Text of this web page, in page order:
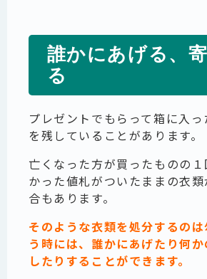
誰かにあげる、
る
プレゼントでもらって箱に入
を残していることがあります。
亡くなった方が買ったものの
かった値札がついたままの衣
合もあります。
そのような衣類を処分するの
う時には、誰かにあげたり何
したりすることができます。